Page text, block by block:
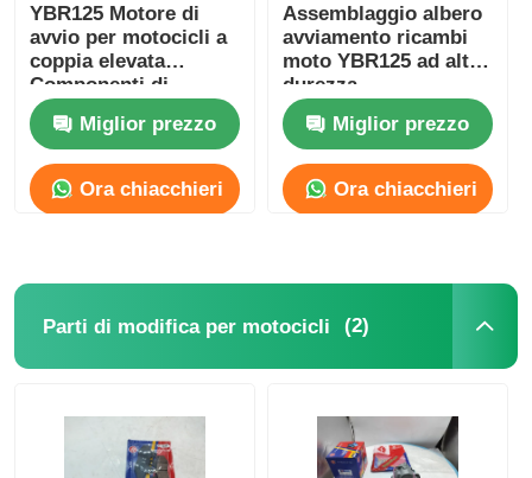
YBR125 Motore di
avvio per motocicli a
coppia elevata
Componenti di
potenza di avvio
Miglior prezzo
Ora chiacchieri
Assemblaggio albero
avviamento ricambi
moto YBR125 ad alta
durezza
Miglior prezzo
Ora chiacchieri
Parti di modifica per motocicli (2)